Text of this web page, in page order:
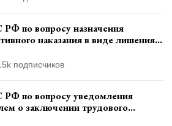
по вопросу назначения
наказания в виде лишения
транспортными средствами
подписчиков
по вопросу уведомления
о заключении трудового
государственным